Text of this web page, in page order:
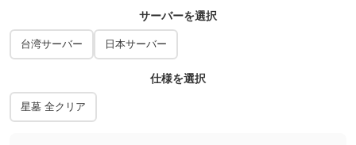
サーバーを選択
台湾サーバー 日本サーバー
仕様を選択
星墓 全クリア